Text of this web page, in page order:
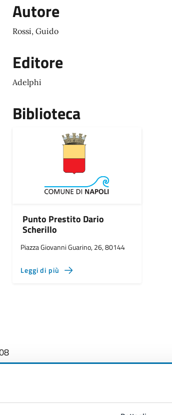
Autore
Rossi, Guido
Editore
Adelphi
Biblioteca
Punto Prestito Dario
Scherillo
Piazza Giovanni Guarino, 26, 80144
Leggi di più